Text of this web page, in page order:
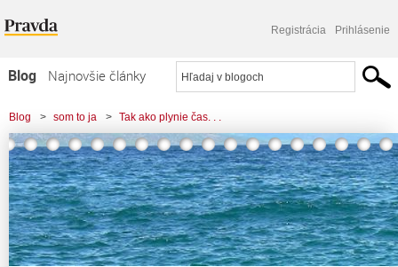
Registrácia Prihlásenie
Blog
Najnovšie články
Najčítanejšie články
Najkomentovanejšie články
Zoznam blogov
Komerčné blogy
Blog > som to ja > Tak ako plynie čas. . .